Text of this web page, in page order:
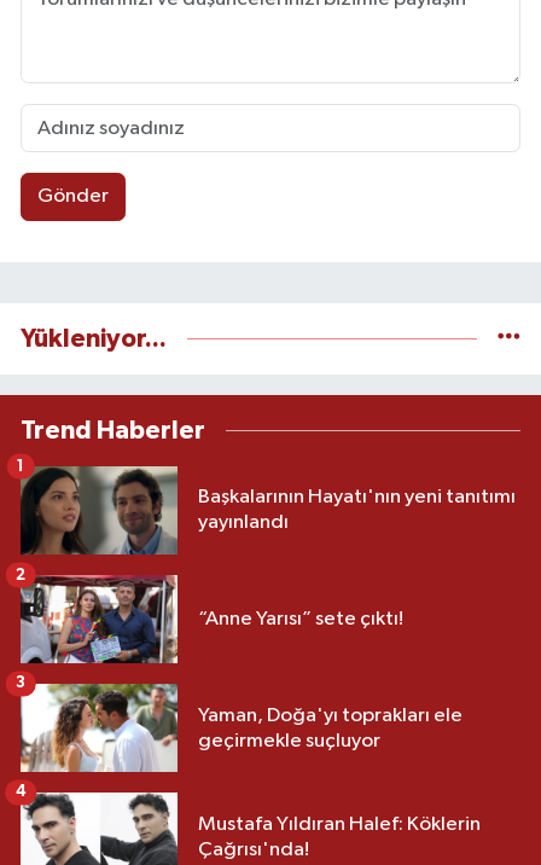
Gönder
Yükleniyor...
Trend Haberler
Başkalarının Hayatı'nın yeni tanıtımı
yayınlandı
1
“Anne Yarısı” sete çıktı!
2
Yaman, Doğa'yı toprakları ele
geçirmekle suçluyor
3
Mustafa Yıldıran Halef: Köklerin
Çağrısı'nda!
4